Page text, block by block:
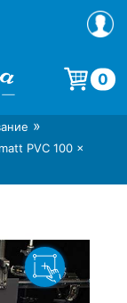
foto-
0
»
PVC 100 x